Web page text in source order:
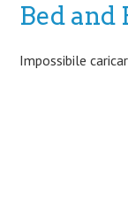
Bed and
Impossibile